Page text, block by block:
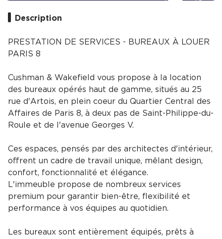
Description
PRESTATION DE SERVICES - BUREAUX À LOUER
PARIS 8
Cushman & Wakefield vous propose à la location
des bureaux opérés haut de gamme, situés au 25
rue d'Artois, en plein coeur du Quartier Central des
Affaires de Paris 8, à deux pas de Saint-Philippe-du-
Roule et de l'avenue Georges V.
Ces espaces, pensés par des architectes d'intérieur,
offrent un cadre de travail unique, mêlant design,
confort, fonctionnalité et élégance.
L'immeuble propose de nombreux services
premium pour garantir bien-être, flexibilité et
performance à vos équipes au quotidien.
Les bureaux sont entièrement équipés, prêts à